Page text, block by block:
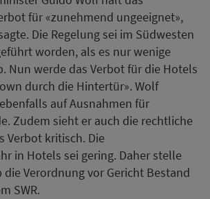
für «zunehmend ungeeignet»,
Die Regelung sei im Südwesten
worden, als es nur wenige
Nun werde das Verbot für die Hotels
durch die Hintertür». Wolf
auf Ausnahmen für
Zudem sieht er auch die rechtliche
Verbot kritisch. Die
in Hotels sei gering. Daher stelle
die Verordnung vor Gericht Bestand
SWR.